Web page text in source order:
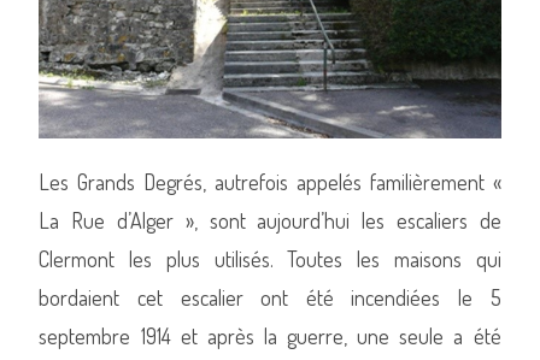
Les Grands Degrés, autrefois appelés familièrement «
La Rue d’Alger », sont aujourd’hui les escaliers de
Clermont les plus utilisés. Toutes les maisons qui
bordaient cet escalier ont été incendiées le 5
septembre 1914 et après la guerre, une seule a été